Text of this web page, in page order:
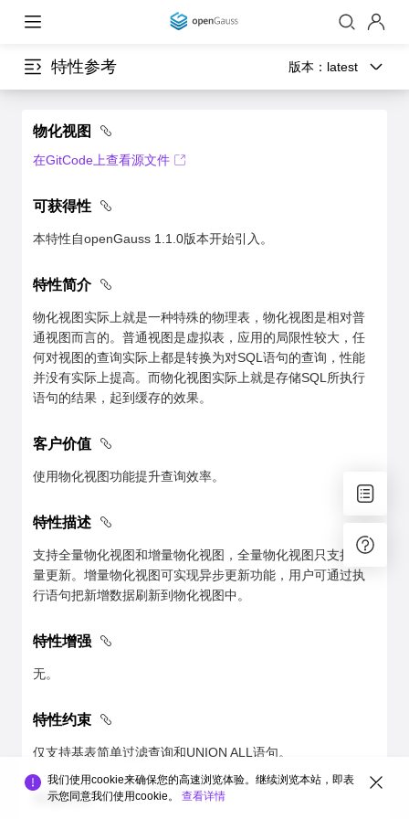
特性参考 版本： latest
物化视图
在GitCode上查看源文件
可获得性
本特性自openGauss 1.1.0版本开始引入。
特性简介
物化视图实际上就是一种特殊的物理表，物化视图是相对普
通视图而言的。普通视图是虚拟表，应用的局限性较大，任
何对视图的查询实际上都是转换为对SQL语句的查询，性能
并没有实际上提高。而物化视图实际上就是存储SQL所执行
语句的结果，起到缓存的效果。
客户价值
使用物化视图功能提升查询效率。
特性描述
支持全量物化视图和增量物化视图，全量物化视图只支持全
量更新。增量物化视图可实现异步更新功能，用户可通过执
行语句把新增数据刷新到物化视图中。
特性增强
无。
特性约束
仅支持基表简单过滤查询和UNION ALL语句。
依赖关系
我们使用cookie来确保您的高速浏览体验。继续浏览本站，即表
示您同意我们使用cookie。 查看详情